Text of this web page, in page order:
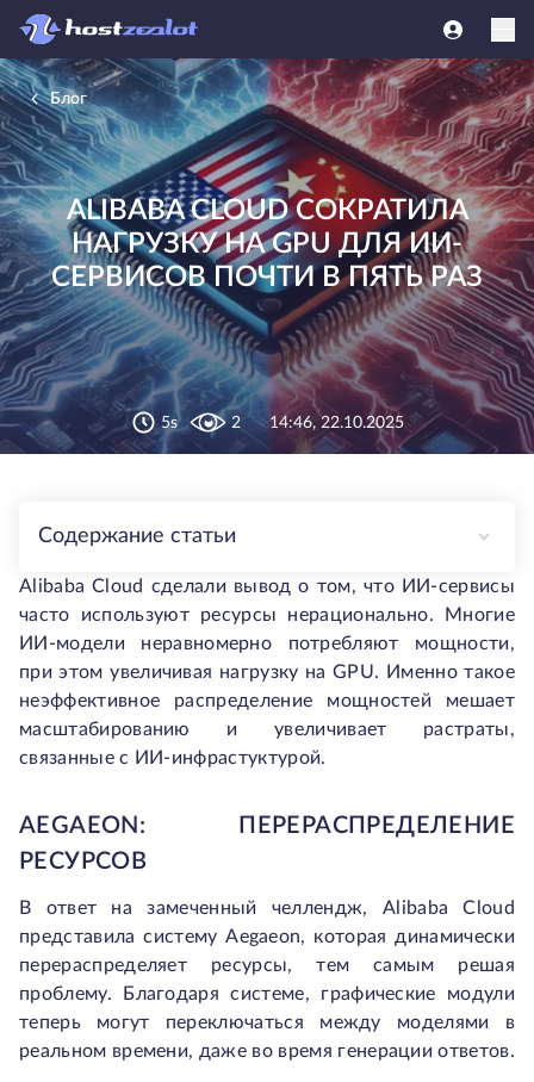
Блог
ALIBABA CLOUD СОКРАТИЛА
НАГРУЗКУ НА GPU ДЛЯ ИИ-
СЕРВИСОВ ПОЧТИ В ПЯТЬ РАЗ
5s 2 14:46, 22.10.2025
Содержание статьи
Alibaba Cloud сделали вывод о том, что ИИ-сервисы
часто используют ресурсы нерационально. Многие
ИИ-модели неравномерно потребляют мощности,
при этом увеличивая нагрузку на GPU. Именно такое
неэффективное распределение мощностей мешает
масштабированию и увеличивает растраты,
связанные с ИИ-инфрастуктурой.
AEGAEON: ПЕРЕРАСПРЕДЕЛЕНИЕ
РЕСУРСОВ
В ответ на замеченный челлендж, Alibaba Cloud
представила систему Aegaeon, которая динамически
перераспределяет ресурсы, тем самым решая
проблему. Благодаря системе, графические модули
теперь могут переключаться между моделями в
реальном времени, даже во время генерации ответов.